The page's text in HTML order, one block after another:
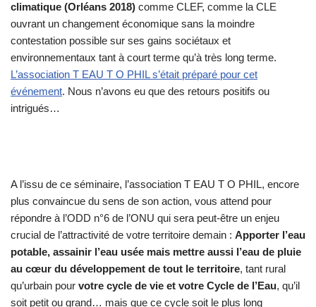
climatique (Orléans 2018) comme CLEF, comme la CLE
ouvrant un changement économique sans la moindre
contestation possible sur ses gains sociétaux et
environnementaux tant à court terme qu’à très long terme.
L’association T EAU T O PHIL s’était préparé pour cet
événement. Nous n’avons eu que des retours positifs ou
intrigués…
A l’issu de ce séminaire, l’association T EAU T O PHIL, encore
plus convaincue du sens de son action, vous attend pour
répondre à l’ODD n°6 de l’ONU qui sera peut-être un enjeu
crucial de l’attractivité de votre territoire demain : Apporter l’eau
potable, assainir l’eau usée mais mettre aussi l’eau de pluie
au cœur du développement de tout le territoire, tant rural
qu’urbain pour votre cycle de vie et votre Cycle de l’Eau, qu’il
soit petit ou grand… mais que ce cycle soit le plus long